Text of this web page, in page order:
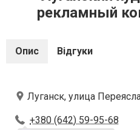
рекламный
Опис Відгуки
Луганск, улица
+380 (642) 59-95-68